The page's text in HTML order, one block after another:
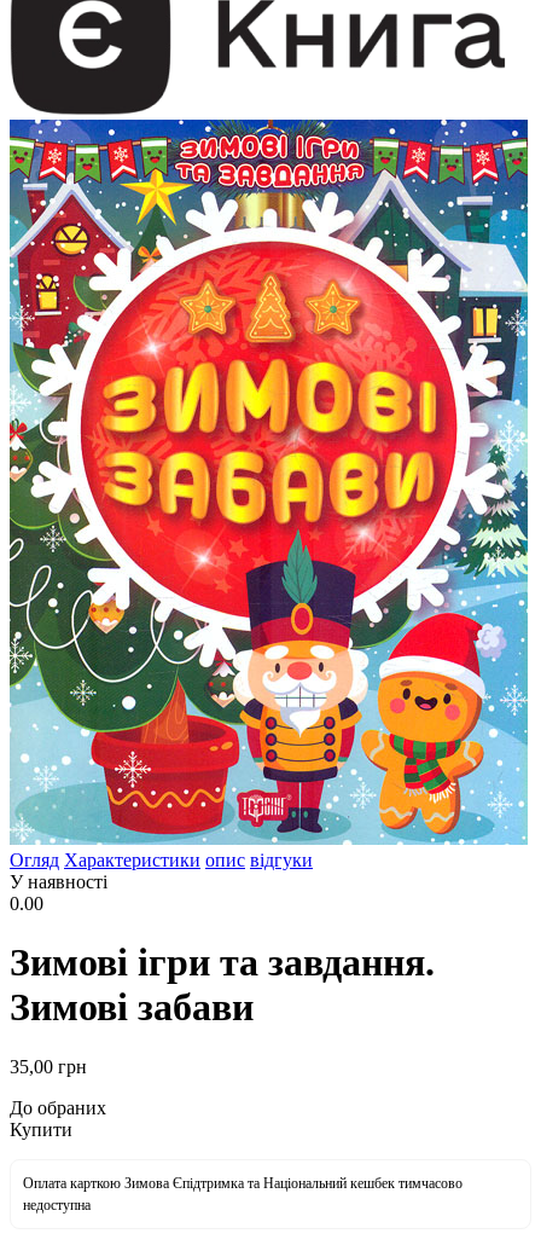
Огляд Характеристики опис відгуки
У наявності
0.00
Зимові ігри та завдання.
Зимові забави
35,00 грн
До обраних
Купити
Оплата карткою Зимова Єпідтримка та Національний кешбек тимчасово
недоступна